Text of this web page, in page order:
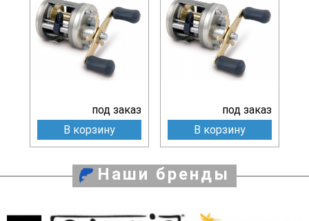
под заказ
В корзину
под заказ
В корзину
Наши бренды